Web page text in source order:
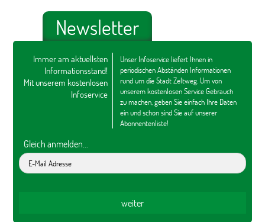
Newsletter
Immer am aktuellsten
Informationsstand!
Mit unserem kostenlosen
Infoservice
Unser Infoservice liefert Ihnen in
periodischen Abständen Informationen
rund um die Stadt Zeltweg. Um von
unserem kostenlosen Service Gebrauch
zu machen, geben Sie einfach Ihre Daten
ein und schon sind Sie auf unserer
Abonnentenliste!
Gleich anmelden...